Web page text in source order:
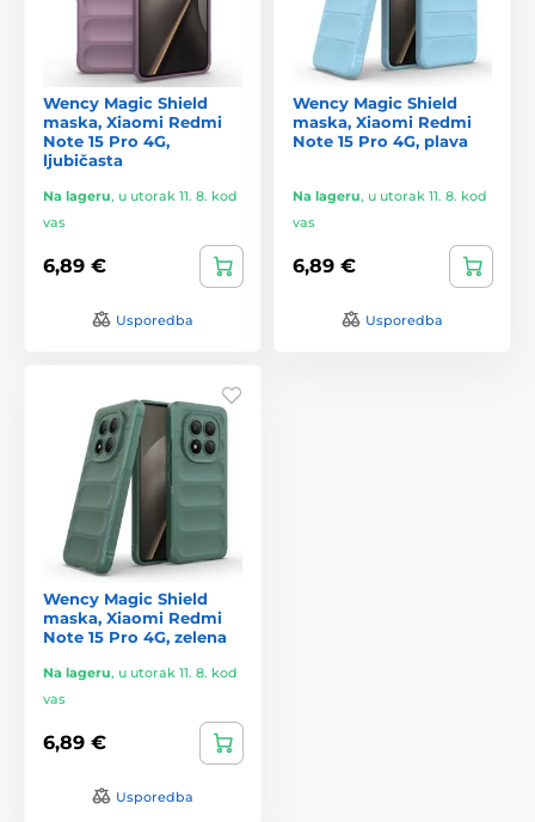
Wency Magic Shield
maska, Xiaomi Redmi
Note 15 Pro 4G,
ljubičasta
Na lageru, u utorak 11. 8. kod
vas
6,89 €
Usporedba
Wency Magic Shield
maska, Xiaomi Redmi
Note 15 Pro 4G, plava
Na lageru, u utorak 11. 8. kod
vas
6,89 €
Usporedba
Wency Magic Shield
maska, Xiaomi Redmi
Note 15 Pro 4G, zelena
Na lageru, u utorak 11. 8. kod
vas
6,89 €
Usporedba